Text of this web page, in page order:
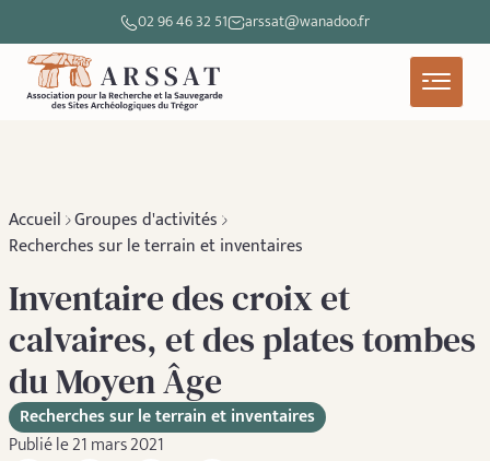
02 96 46 32 51 arssat@wanadoo.fr
Accueil Groupes d'activités
Recherches sur le terrain et inventaires
Inventaire des croix et
calvaires, et des plates tombes
du Moyen Âge
Recherches sur le terrain et inventaires
Publié le 21 mars 2021